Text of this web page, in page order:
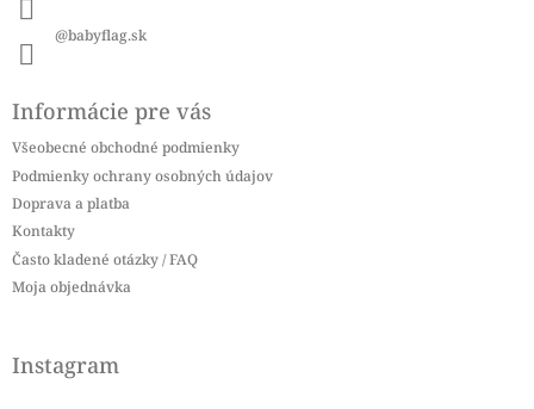
@babyflag.sk
Informácie pre vás
Všeobecné obchodné podmienky
Podmienky ochrany osobných údajov
Doprava a platba
Kontakty
Často kladené otázky / FAQ
Moja objednávka
Instagram